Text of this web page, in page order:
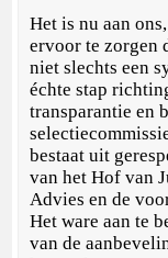
Het is nu aan
ervoor te zorgen
niet slechts een
échte stap
transparantie en
bestaat uit
van het Hof van
Advies en de
Het ware aan te
van de